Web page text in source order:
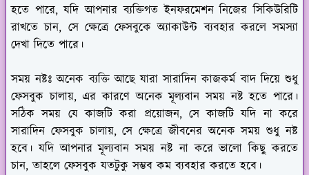
হতে পারে, যদি আপনার ব্যক্তিগত ইনফরমেশন নিজের সিকিউরিটি
রাখতে চান, সে ক্ষেত্রে ফেসবুকে অ্যাকাউন্ট ব্যবহার করলে সমস্যা
দেখা দিতে পারে।
সময় নষ্টঃ অনেক ব্যক্তি আছে যারা সারাদিন কাজকর্ম বাদ দিয়ে শুধু
ফেসবুক চালায়, এর কারণে অনেক মূল্যবান সময় নষ্ট হতে পারে।
সঠিক সময় যে কাজটি করা প্রয়োজন, সে কাজটি যদি না করে
সারাদিন ফেসবুক চালায়, সে ক্ষেত্রে জীবনের অনেক সময় শুধু নষ্ট
হবে। যদি আপনার মূল্যবান সময় নষ্ট না করে ভালো কিছু করতে
চান, তাহলে ফেসবুক যতটুকু সম্ভব কম ব্যবহার করতে হবে।